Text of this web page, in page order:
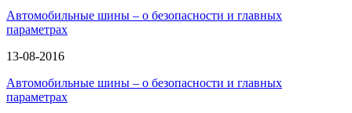
Автомобильные шины – о безопасности и главных
параметрах
13-08-2016
Автомобильные шины – о безопасности и главных
параметрах